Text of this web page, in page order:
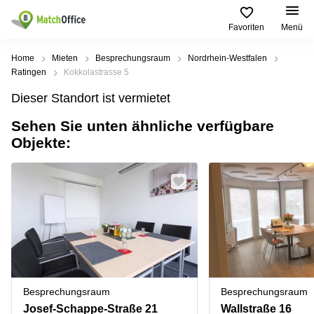
Favoriten Menü
Mieten / Vermieten
Produktseiten
Büro
mieten
Coworking
Seminarraum
Virtuelles
Büro
Beliebte
Städte
Büro
mieten
Geschäftsadresse
Hamburg
Geschäftsadresse
mieten
Düsseldorf
Geschäftsadresse
Stuttgart
Büro
Beliebte
Suchanfragen
Regus
Dortmund
Ruhrallee
Office Club
Ballindamm
Rahel-
Hirsch-
Straße
Hilfe
Über uns
Büro vermieten
Log-in
Home Mieten Besprechungsraum
Nordrhein-Westfalen
Ratingen
Kokkolastrasse 5
Dieser Standort ist vermietet
Sehen Sie unten ähnliche verfügbare
Objekte:
Besprechungsraum
Josef-Schappe-Straße 21
Besprechungsraum
Wallstraße 16